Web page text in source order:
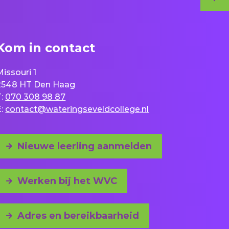
in contact
1
HT Den Haag
070 308 98 87
contact@wateringseveldcollege.nl
Nieuwe leerling aanmelden
Werken bij het WVC
Adres en bereikbaarheid